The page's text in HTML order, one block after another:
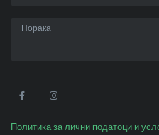
Политика за лични податоци и